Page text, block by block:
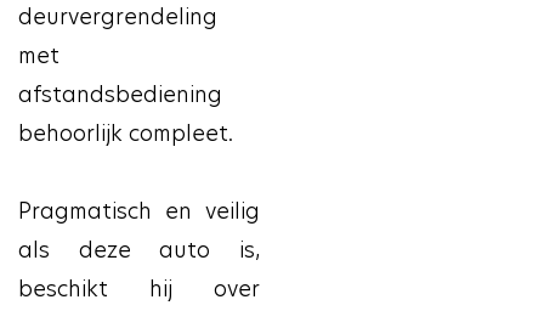
deurvergrendeling
met
afstandsbediening
behoorlijk compleet.
Pragmatisch en veilig
als deze auto is,
beschikt hij over